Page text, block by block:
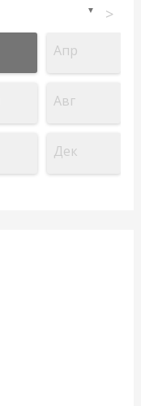
▼ >
Апр
Авг
Дек